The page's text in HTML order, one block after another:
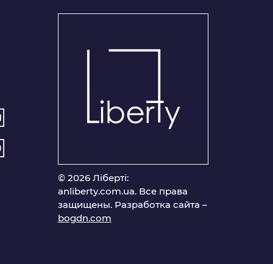
© 2026 Ліберті:
anliberty.com.ua. Все права
защищены. Разработка сайта –
bogdn.com